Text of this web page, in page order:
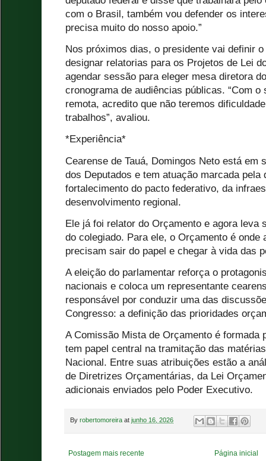
com o Brasil, também vou defender os
precisa muito do nosso apoio.”
Nos próximos dias, o presidente vai definir
designar relatorias para os Projetos de Lei
agendar sessão para eleger mesa diretora
cronograma de audiências públicas. “Com
remota, acredito que não teremos
trabalhos”, avaliou.
*Experiência*
Cearense de Tauá, Domingos Neto está em
dos Deputados e tem atuação marcada
fortalecimento do pacto federativo, da
desenvolvimento regional.
Ele já foi relator do Orçamento e agora leva
do colegiado. Para ele, o Orçamento é onde
precisam sair do papel e chegar à vida das
A eleição do parlamentar reforça o
nacionais e coloca um representante
responsável por conduzir uma das
Congresso: a definição das prioridades
A Comissão Mista de Orçamento é formada
tem papel central na tramitação das
Nacional. Entre suas atribuições estão a
de Diretrizes Orçamentárias, da Lei
adicionais enviados pelo Poder Executivo.
By robertomoreira at junho 16, 2026
Postagem mais recente Página inicial